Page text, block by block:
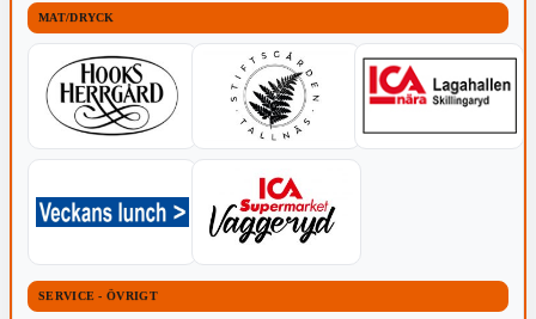
MAT/DRYCK
SERVICE - ÖVRIGT